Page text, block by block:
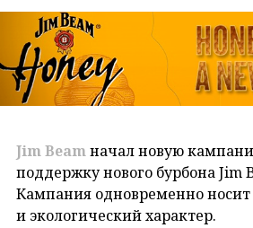
Jim Beam начал новую
поддержку нового бурбона Jim
Кампания одновременно
и экологический характер.